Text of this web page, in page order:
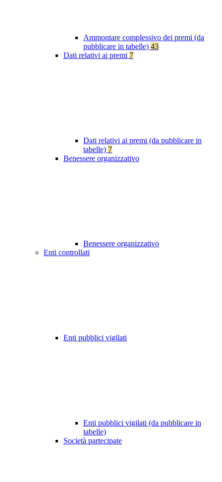
Ammontare complessivo dei premi (da
pubblicare in tabelle) 43
Dati relativi ai premi 7
Dati relativi ai premi (da pubblicare in
tabelle) 7
Benessere organizzativo
Benessere organizzativo
Enti controllati
Enti pubblici vigilati
Enti pubblici vigilati (da pubblicare in
tabelle)
Società partecipate